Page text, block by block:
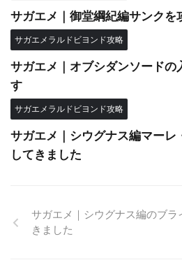
サガエメ｜御堂綱紀編サンクを
サガエメラルドビヨンド攻略
サガエメ｜オブシダンソードの
す
サガエメラルドビヨンド攻略
サガエメ｜シウグナス編マーレ
してきました
サガエメ｜シウグナス編のブラ
きました